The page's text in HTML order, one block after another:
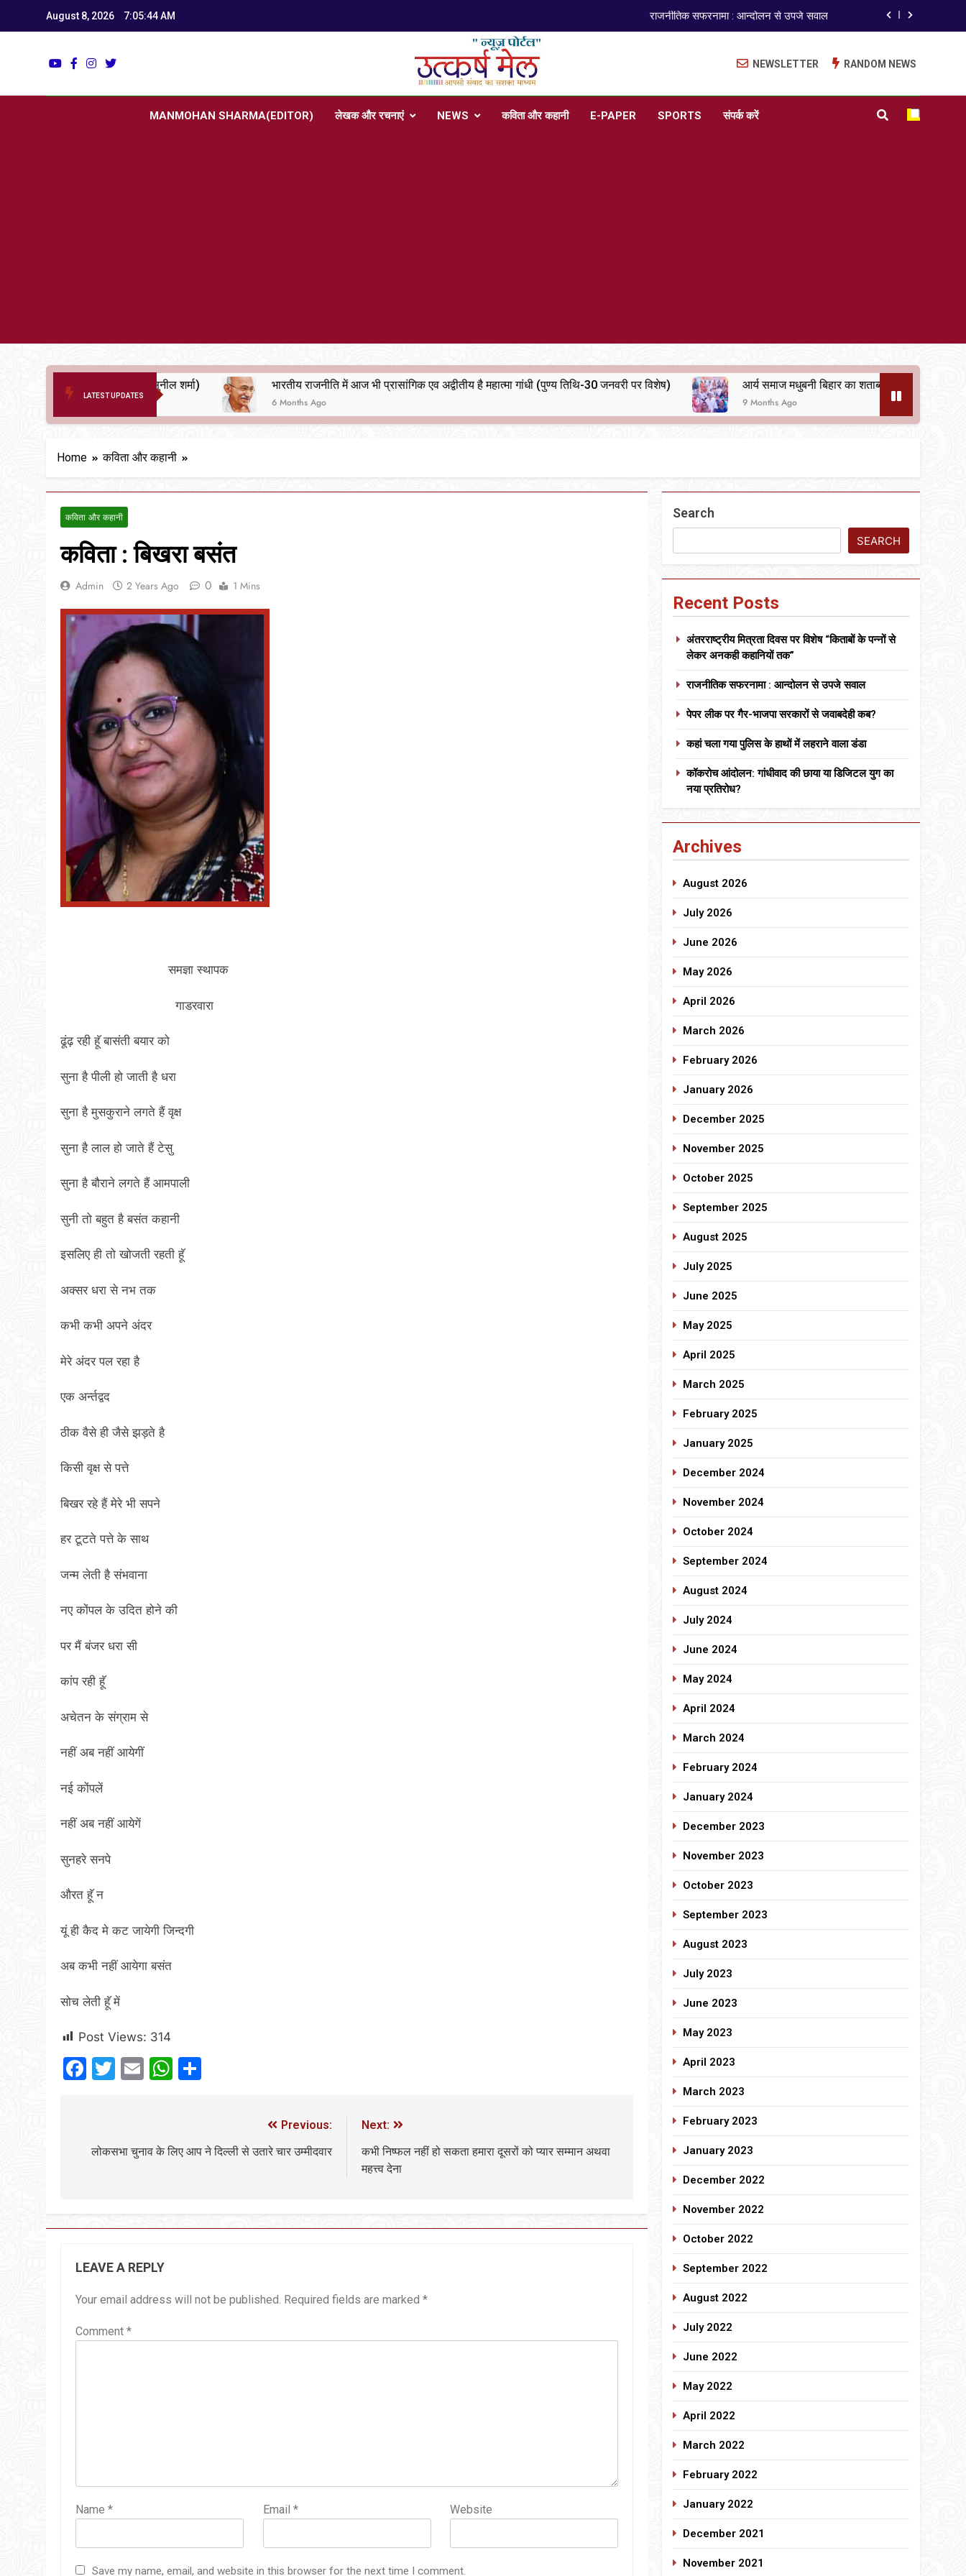
August 8, 2026 7:05:46 AM राजनीतिक सफरनामा : आन्दोलन से उपजे सवाल
ISO 9001:2015 Certified
Utkarsh Mail
NEWSLETTER RANDOM NEWS
MANMOHAN SHARMA(EDITOR) लेखक और रचनाएं NEWS कविता और कहानी E-PAPER SPORTS संपर्क करें
LATEST UPDATES
दर्द ए आरक्षण (सुनील शर्मा) भारतीय राजनीति में आज भी प्रासांगिक एव अद्वीतीय है महात्मा गांधी (पुण्य तिथि-30 जनवरी पर विशेष)
6 Months Ago
आर्य समाज मधुबनी बिहार का शताब्दी समारोह
9 Months Ago 10 Months Ago
Home कविता और कहानी
कविता और कहानी
कविता : बिखरा बसंत
Admin 2 Years Ago 0 1 Mins
समज्ञा स्थापक
गाडरवारा
ढूंढ़ रही हूॅ बासंती बयार को
सुना है पीली हो जाती है धरा
सुना है मुसकुराने लगते हैं वृक्ष
सुना है लाल हो जाते हैं टेसु
सुना है बौराने लगते हैं आमपाली
सुनी तो बहुत है बसंत कहानी
इसलिए ही तो खोजती रहती हॅू
अक्सर धरा से नभ तक
कभी कभी अपने अंदर
मेरे अंदर पल रहा है
एक अर्न्तद्वद
ठीक वैसे ही जैसे झड़ते है
किसी वृक्ष से पत्ते
बिखर रहे हैं मेरे भी सपने
हर टूटते पत्ते के साथ
जन्म लेती है संभवाना
नए कोंपल के उदित होने की
पर मैं बंजर धरा सी
कांप रही हूॅ
अचेतन के संग्राम से
नहीं अब नहीं आयेगीं
नई कोंपलें
नहीं अब नहीं आयेगें
सुनहरे सनपे
औरत हूॅ न
यूं ही कैद मे कट जायेगी जिन्दगी
अब कभी नहीं आयेगा बसंत
सोच लेती हूॅ में
Post Views: 314
Facebook
Twitter
EmailWhatsApp
Previous:
लोकसभा चुनाव के लिए आप ने दिल्ली से उतारे चार उम्मीदवार
Next:
कभी निष्फल नहीं हो सकता हमारा दूसरों को प्यार सम्मान अथवा
महत्त्व देना
LEAVE A REPLY
Your email address will not be published. Required fields are marked *
Comment *
Name * Email * Website
Save my name, email, and website in this browser for the next time I comment.
Search
SEARCH
Recent Posts
अंतरराष्ट्रीय मित्रता दिवस पर विशेष “किताबों के पन्नों से
लेकर अनकही कहानियों तक”
राजनीतिक सफरनामा : आन्दोलन से उपजे सवाल
पेपर लीक पर गैर-भाजपा सरकारों से जवाबदेही कब?
कहां चला गया पुलिस के हाथों में लहराने वाला डंडा
कॉकरोच आंदोलन: गांधीवाद की छाया या डिजिटल युग का
नया प्रतिरोध?
Archives
August 2026
July 2026
June 2026
May 2026
April 2026
March 2026
February 2026
January 2026
December 2025
November 2025
October 2025
September 2025
August 2025
July 2025
June 2025
May 2025
April 2025
March 2025
February 2025
January 2025
December 2024
November 2024
October 2024
September 2024
August 2024
July 2024
June 2024
May 2024
April 2024
March 2024
February 2024
January 2024
December 2023
November 2023
October 2023
September 2023
August 2023
July 2023
June 2023
May 2023
April 2023
March 2023
February 2023
January 2023
December 2022
November 2022
October 2022
September 2022
August 2022
July 2022
June 2022
May 2022
April 2022
March 2022
February 2022
January 2022
December 2021
November 2021